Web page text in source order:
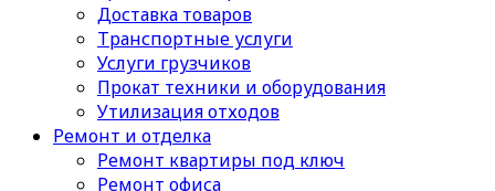
Доставка товаров
Транспортные услуги
Услуги грузчиков
Прокат техники и оборудования
Утилизация отходов
Ремонт и отделка
Ремонт квартиры под ключ
Ремонт офиса